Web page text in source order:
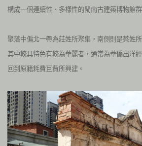
構成一個連續性、多樣性的閩南古建築博物館群
聚落中偏北一帶為莊姓所聚集，南側則是蔡姓
其中較具特色有較為華麗者，通常為華僑出洋
回到原籍耗費巨貲所興建。